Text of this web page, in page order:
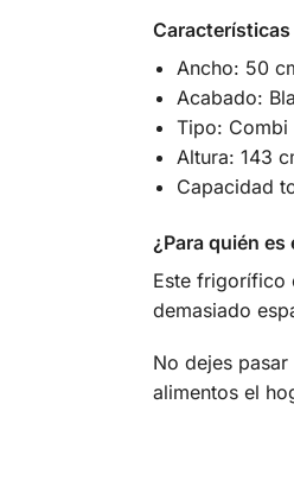
Ancho: 50
Acabado:
Tipo: Combi
Altura: 143
Capacidad
¿Para quién
Este frigorífico
demasiado
No dejes
alimentos el